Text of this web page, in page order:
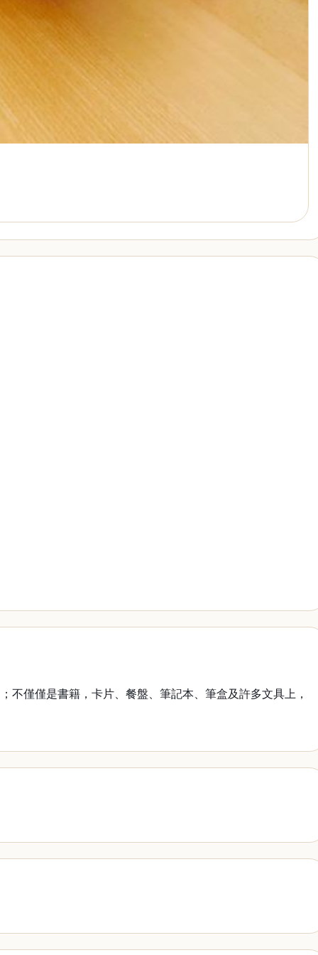
僅僅是書籍，卡片、餐盤、筆記本、筆盒及許多文具上，